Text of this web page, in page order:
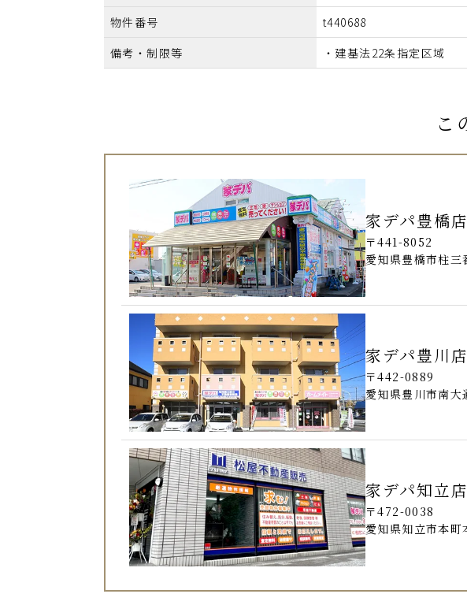
物件番号
t440688
備考・制限等
・建基法22条指定区域
こ
家デパ豊橋店
〒441-8052
愛知県豊橋市柱三
家デパ豊川店
〒442-0889
愛知県豊川市南
家デパ知立店
〒472-0038
愛知県知立市本